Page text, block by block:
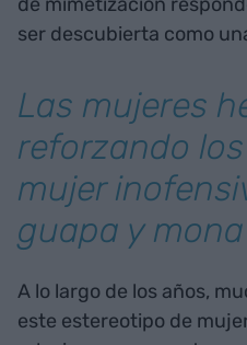
ser descubierta como
Las mujeres
reforzando
mujer
guapa y mona
A lo largo de los años,
este estereotipo de